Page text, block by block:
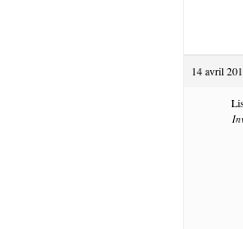
14 avril